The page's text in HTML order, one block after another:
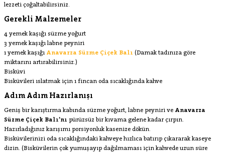
lezzeti çoğaltabilirsiniz.
Gerekli Malzemeler
4 yemek kaşığı süzme yoğurt
3 yemek kaşığı labne peyniri
1 yemek kaşığı Anavarza Süzme Çiçek Balı (Damak tadınıza göre
miktarını artırabilirsiniz.)
Bisküvi
Bisküvileri ıslatmak için 1 fincan oda sıcaklığında kahve
Adım Adım Hazırlanışı
Geniş bir karıştırma kabında süzme yoğurt, labne peyniri ve Anavarza
Süzme Çiçek Balı’nı pürüzsüz bir kıvama gelene kadar çırpın.
Hazırladığınız karışımı porsiyonluk kasenize dökün.
Bisküvilerinizi oda sıcaklığındaki kahveye hızlıca batırıp çıkararak kaseye
dizin. (Bisküvilerin çok yumuşayıp dağılmaması için kahvede uzun süre